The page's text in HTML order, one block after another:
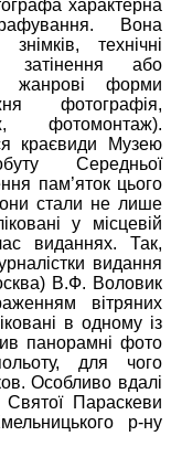
характерна
Вона
технічні
або
жанрові форми
фотографія,
фотомонтаж).
краєвиди Музею
Середньої
пам’яток цього
стали не лише
у місцевій
виданнях. Так,
видання
В.Ф. Воловик
вітряних
в одному із
панорамні фото
для чого
Особливо вдалі
Святої Параскеви
р-ну